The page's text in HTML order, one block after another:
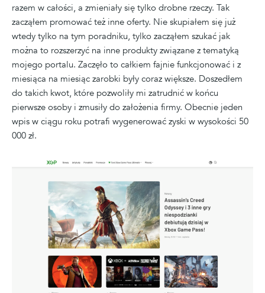
razem w całości, a zmieniały się tylko drobne rzeczy. Tak
zacząłem promować też inne oferty. Nie skupiałem się już
wtedy tylko na tym poradniku, tylko zacząłem szukać jak
można to rozszerzyć na inne produkty związane z tematyką
mojego portalu. Zaczęło to całkiem fajnie funkcjonować i z
miesiąca na miesiąc zarobki były coraz większe. Doszedłem
do takich kwot, które pozwoliły mi zatrudnić w końcu
pierwsze osoby i zmusiły do założenia firmy. Obecnie jeden
wpis w ciągu roku potrafi wygenerować zyski w wysokości 50
000 zł.